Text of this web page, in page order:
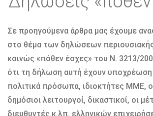
Σε προηγούμενα άρθρα μας έχουμε
στο θέμα των δηλώσεων
κοινώς «πόθεν έσχες» του Ν. 3213/
ότι τη δήλωση αυτή έχουν
πολιτικά πρόσωπα, ιδιοκτήτες ΜΜΕ,
δημόσιοι λειτουργοί, δικαστικοί, οι
διευθυντές κ.λπ. ελληνικών